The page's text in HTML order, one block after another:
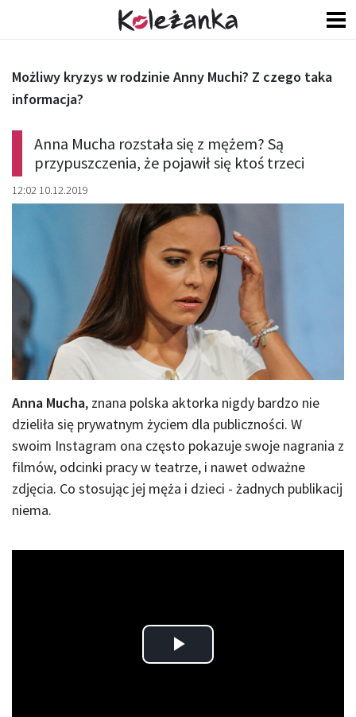
Anna Mucha rozstała się z mężem? Są
przypuszczenia, że pojawił się ktoś trzeci
12:02 10.12.2019
Możliwy kryzys w rodzinie Anny Muchi? Z czego taka
informacja?
Anna Mucha, znana polska aktorka nigdy bardzo nie
dzieliła się prywatnym życiem dla publiczności. W
swoim Instagram ona często pokazuje swoje nagrania z
filmów, odcinki pracy w teatrze, i nawet odważne
zdjęcia. Co stosując jej męża i dzieci - żadnych publikacij
niema.
Play